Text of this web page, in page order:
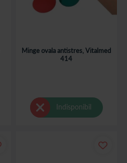
Minge ovala antistres, Vitalmed
414
Indisponibil